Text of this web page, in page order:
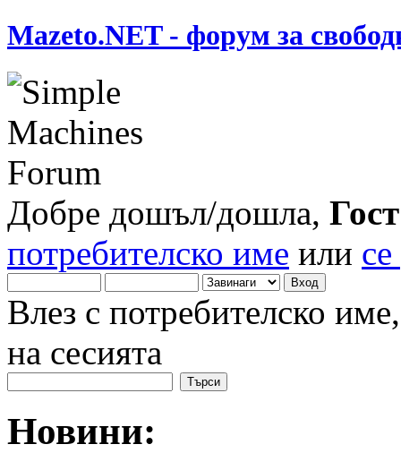
Mazeto.NET - форум за
Добре дошъл/дошла, Гост
потребителско име или
Влез с потребителско
на сесията
Новини: